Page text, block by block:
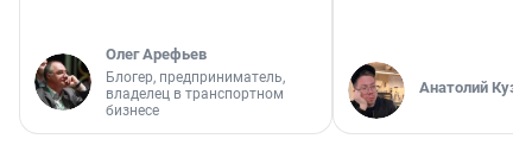
Олег Арефьев
Блогер, предприниматель,
владелец в транспортном
бизнесе
Анатолий